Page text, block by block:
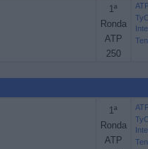
1ª
Ronda
ATP
250
1ª
Ronda
ATP